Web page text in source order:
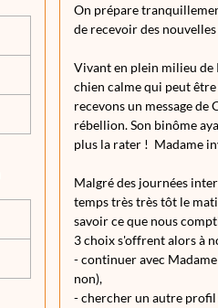
On prépare
de recevoir des nouvelles
Vivant en plein milieu de
chien calme qui peut
recevons un message
rébellion. Son binôme
plus la rater ! Madame
Malgré des journées
temps très très tôt le
savoir ce que nous
3 choix s'offrent alors à
- continuer avec
non),
- chercher un autre